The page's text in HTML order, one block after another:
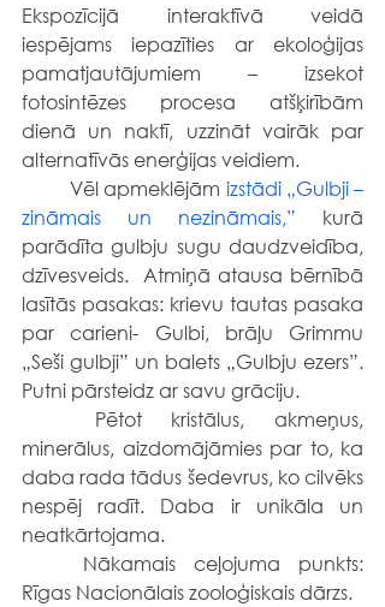
Ekspozīcijā interaktīvā veidā
iespējams iepazīties ar ekoloģijas
pamatjautājumiem – izsekot
fotosintēzes procesa atšķirībām
dienā un naktī, uzzināt vairāk par
alternatīvās enerģijas veidiem.
	Vēl apmeklējām
izstādi „Gulbji –
zināmais un nezināmais,” kurā
parādīta gulbju sugu daudzveidība,
dzīvesveids.  Atmiņā atausa bērnībā
lasītās pasakas: krievu tautas pasaka
par carieni- Gulbi, brāļu Grimmu
„Seši gulbji” un balets „Gulbju ezers”.
Putni pārsteidz ar savu grāciju.
minerālus, aizdomājāmies par to, ka
daba rada tādus šedevrus, ko cilvēks
nespēj radīt. Daba ir unikāla un
neatkārtojama.
Rīgas Nacionālais zooloģiskais dārzs.